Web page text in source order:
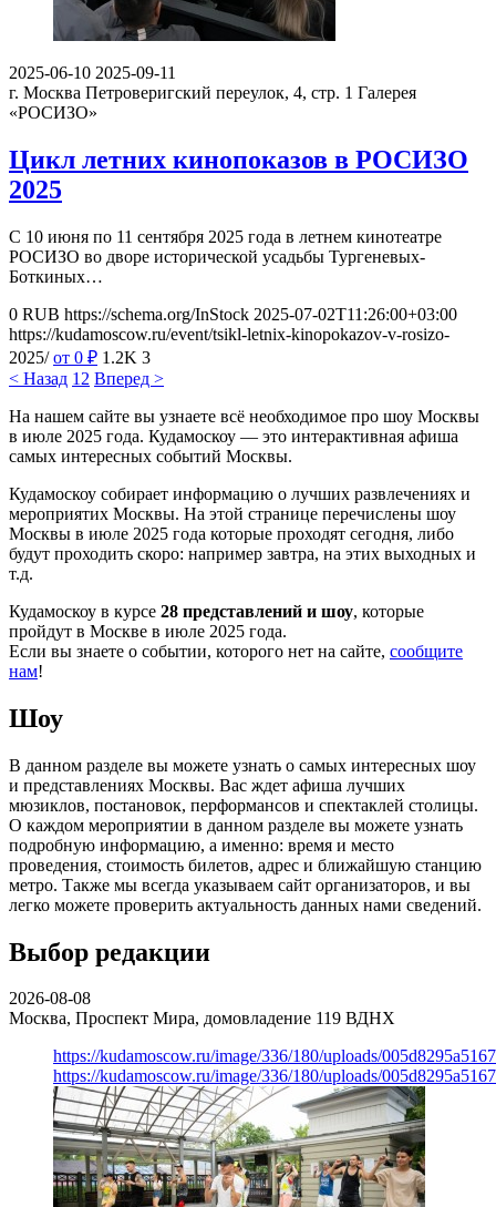
2025-06-10 2025-09-11
г. Москва Петроверигский переулок, 4, стр. 1 Галерея
«РОСИЗО»
Цикл летних кинопоказов в РОСИЗО
2025
С 10 июня по 11 сентября 2025 года в летнем кинотеатре
РОСИЗО во дворе исторической усадьбы Тургеневых-
Боткиных…
0 RUB https://schema.org/InStock 2025-07-02T11:26:00+03:00
https://kudamoscow.ru/event/tsikl-letnix-kinopokazov-v-rosizo-
2025/ от 0 ₽ 1.2K 3
< Назад 1 2 Вперед >
На нашем сайте вы узнаете всё необходимое про шоу Москвы
в июле 2025 года. Кудамоскоу — это интерактивная афиша
самых интересных событий Москвы.
Кудамоскоу собирает информацию о лучших развлечениях и
мероприятих Москвы. На этой странице перечислены шоу
Москвы в июле 2025 года которые проходят сегодня, либо
будут проходить скоро: например завтра, на этих выходных и
т.д.
Кудамоскоу в курсе 28 представлений и шоу, которые
пройдут в Москве в июле 2025 года.
Если вы знаете о событии, которого нет на сайте, сообщите
нам!
Шоу
В данном разделе вы можете узнать о самых интересных шоу
и представлениях Москвы. Вас ждет афиша лучших
мюзиклов, постановок, перформансов и спектаклей столицы.
О каждом мероприятии в данном разделе вы можете узнать
подробную информацию, а именно: время и место
проведения, стоимость билетов, адрес и ближайшую станцию
метро. Также мы всегда указываем сайт организаторов, и вы
легко можете проверить актуальность данных нами сведений.
Выбор редакции
2026-08-08
Москва, Проспект Мира, домовладение 119 ВДНХ
https://kudamoscow.ru/image/336/180/uploads/
https://kudamoscow.ru/image/336/180/uploads/